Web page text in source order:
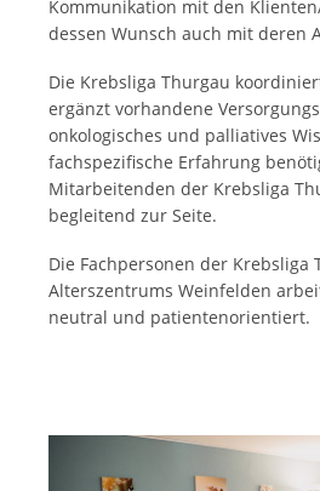
Kommunikation mit den
dessen Wunsch auch mit deren
Die Krebsliga Thurgau
ergänzt vorhandene
onkologisches und palliatives
fachspezifische Erfahrung
Mitarbeitenden der Krebsliga
begleitend zur Seite.
Die Fachpersonen der Krebsliga
Alterszentrums Weinfelden
neutral und patientenorientiert.